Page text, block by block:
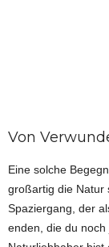
Von
Eine solche
großartig die Natur
Spaziergang, der
enden, die du